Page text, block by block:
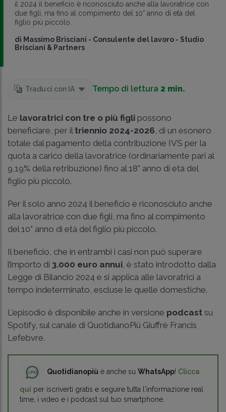
il 2024 il beneficio è riconosciuto anche alla lavoratrice con
due figli, ma fino al compimento del 10° anno di età del
figlio più piccolo.
di Massimo Brisciani - Consulente del lavoro - Studio
Brisciani & Partners
Traduci con IA Tempo di lettura 2 min.
Le lavoratrici con tre o più figli possono
beneficiare, per il triennio 2024-2026 , di un esonero
totale dal pagamento della contribuzione IVS per la
quota a carico della lavoratrice (ordinariamente pari al
9,19% della retribuzione) fino al 18° anno di età del
figlio più piccolo.
Per il solo anno 2024 il beneficio è riconosciuto anche
alla lavoratrice con due figli, ma fino al compimento
del 10° anno di età del figlio più piccolo.
Il beneficio, che in entrambi i casi non può superare
l’importo di 3.000 euro annui , è stato introdotto dalla
Legge di Bilancio 2024 e si applica alle lavoratrici a
tempo indeterminato, escluse le quelle domestiche.
L'episodio è disponibile anche in versione podcast su
Spotify, sul canale di QuotidianoPiù Giuffrè Francis
Lefebvre.
Quotidianopiù è anche su WhatsApp! Clicca
qui per iscriverti gratis e seguire tutta l'informazione real
time, i video e i podcast sul tuo smartphone.